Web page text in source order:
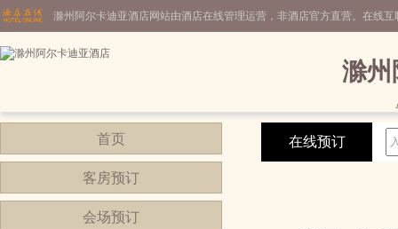
滁州阿尔卡迪亚酒店网站由酒店在线管理运营，非酒店官方直营。在线
滁州
首页
客房预订
会场预订
在线预订